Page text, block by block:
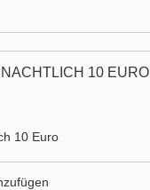
10 EURO
10 Euro